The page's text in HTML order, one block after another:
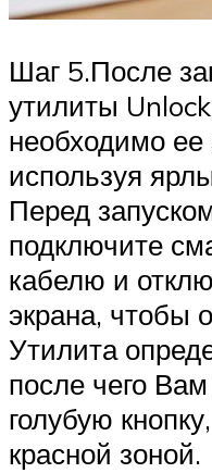
Шаг 5.После
утилиты
необходимо ее
используя
Перед
подключите
кабелю и
экрана, чтобы
Утилита
после чего
голубую
красной зоной.